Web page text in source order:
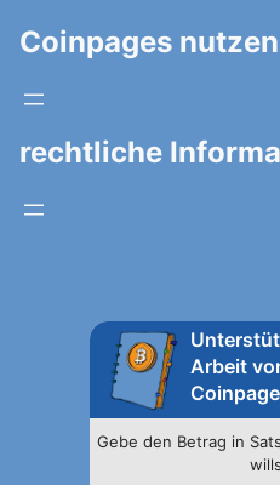
Coinpages nutzen
rechtliche
Arbeit
Gebe den Betrag in